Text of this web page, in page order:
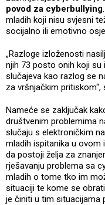
povod za cyberbullying
mladih koji nisu svjesni
socijalno ili emotivno
„Razloge izloženosti
njih 73 posto onih koji su
slučajeva kao razlog se
za vršnjačkim
Nameće se zaključak
društvenim problemima
slučaju s elektroničkim
mladih ispitanika u ovom
da postoji želja za
rješavanju problema sa
mladih o tome tko im
situaciji te kome se
je činiti u tim situacijama